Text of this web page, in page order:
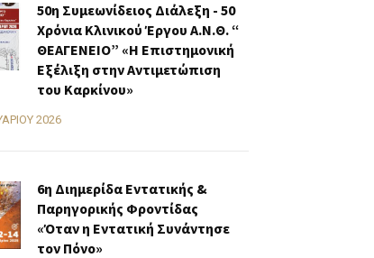
50η Συμεωνίδειος Διάλεξη - 50
Χρόνια Κλινικού Έργου Α.Ν.Θ. “
ΘΕΑΓΕΝΕΙΟ” «H Επιστημονική
Εξέλιξη στην Αντιμετώπιση
του Καρκίνου»
2026
6η Διημερίδα Εντατικής &
Παρηγορικής Φροντίδας
«Όταν η Εντατική Συνάντησε
τον Πόνο»